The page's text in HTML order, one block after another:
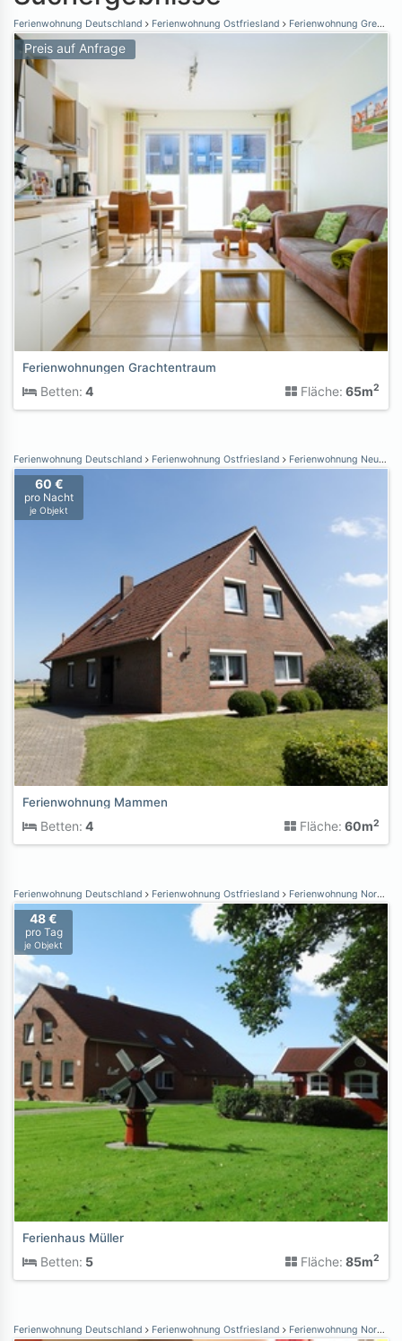
Ferienwohnung Deutschland Ferienwohnung Ostfriesland Ferienwohnung Greetsiel
Preis auf Anfrage
Ferienwohnungen Grachtentraum
Betten: 4 Fläche: 65m2
Ferienwohnung Deutschland Ferienwohnung Ostfriesland Ferienwohnung Neuharlingersiel
60 €
pro Nacht
je Objekt
Ferienwohnung Mammen
Betten: 4 Fläche: 60m2
Ferienwohnung Deutschland Ferienwohnung Ostfriesland Ferienwohnung Norden Norddeich
48 €
pro Tag
je Objekt
Ferienhaus Müller
Betten: 5 Fläche: 85m2
Ferienwohnung Deutschland Ferienwohnung Ostfriesland Ferienwohnung Norden Norddeich